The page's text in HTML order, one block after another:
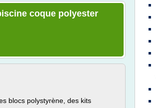
coque polyester
blocs polystyrène, des kits